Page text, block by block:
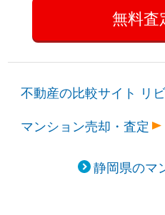
不動産の比較サイト リ
マンション売却・査定
静岡県のマ